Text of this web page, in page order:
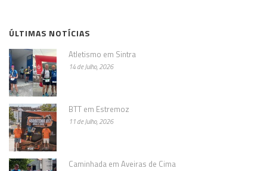
ÚLTIMAS NOTÍCIAS
Atletismo em Sintra
14 de Julho, 2026
BTT em Estremoz
11 de Julho, 2026
Caminhada em Aveiras de Cima